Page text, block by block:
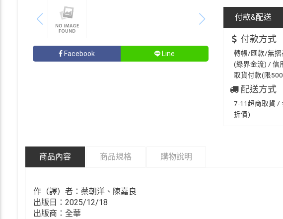
Facebook Line
付款&配送
付款方式
轉帳/匯款/無摺
(綠界金流) / 信
取貨付款(限
配送方式
7-11超商取貨 /
折價)
商品內容 商品規格 購物說明
作（譯）者：蔡朝洋、陳嘉良
出版日：2025/12/18
出版商：全華